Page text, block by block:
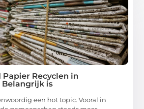
Papier Recyclen in
Belangrijk is
een hot topic. Vooral in